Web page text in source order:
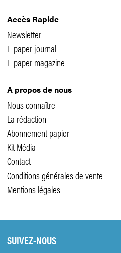
Accès Rapide
Newsletter
E-paper journal
E-paper magazine
A propos de nous
Nous connaître
La rédaction
Abonnement papier
Kit Média
Contact
Conditions générales de vente
Mentions légales
SUIVEZ-NOUS